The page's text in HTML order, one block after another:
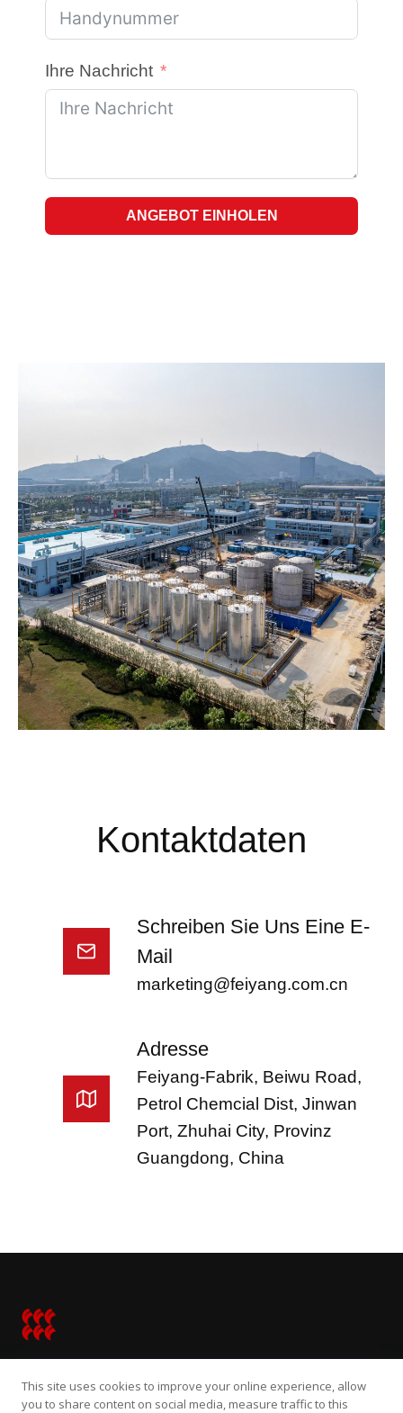
Ihre Nachricht
ANGEBOT EINHOLEN
Kontaktdaten
Schreiben Sie Uns Eine E-
Mail
marketing@feiyang.com.cn
Adresse
Feiyang-Fabrik, Beiwu Road,
Petrol Chemcial Dist, Jinwan
Port, Zhuhai City, Provinz
Guangdong, China
Startseite DEM Lösungsmittel Über
Japanese
Vietnamese
This site uses cookies to improve your online experience, allow
you to share content on social media, measure traffic to this